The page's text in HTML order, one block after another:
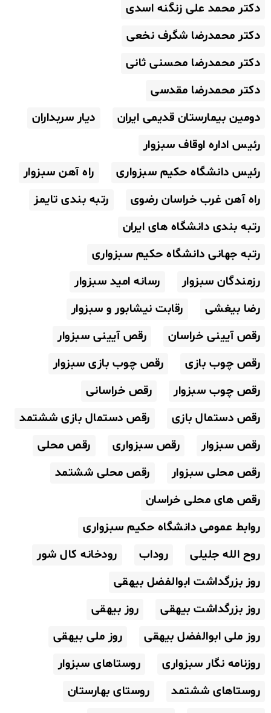
دکتر محمد علی زنگنه اسدی
دکتر محمدرضا شگرف نخعی
دکتر محمدرضا محسنی ثانی
دکتر محمدرضا مقدسی
دومین بیمارستان قدیمی ایران
دیار سربداران
رئیس اداره اوقاف سبزوار
رئیس دانشگاه حکیم سبزواری
راه آهن سبزوار
راه آهن غرب خراسان رضوی
رتبه بندی تایمز
رتبه بندی دانشگاه های ایران
رتبه جهانی دانشگاه حکیم سبزواری
رزمندگان سبزوار
رسانه امید سبزوار
رضا بیغشی
رقابت نیشابور و سبزوار
رقص آیینی خراسان
رقص آیینی سبزوار
رقص چوب بازی
رقص چوب بازی سبزوار
رقص چوب سبزوار
رقص خراسانی
رقص دستمال بازی
رقص دستمال بازی ششتمد
رقص سبزوار
رقص سبزواری
رقص محلی
رقص محلی سبزوار
رقص محلی ششتمد
رقص های محلی خراسان
روابط عمومی دانشگاه حکیم سبزواری
روح الله جلیلی
روداب
رودخانه کال شور
روز بزرگداشت ابوالفضل بیهقی
روز بزرگداشت بیهقی
روز بیهقی
روز ملی ابوالفضل بیهقی
روز ملی بیهقی
روزنامه نگار سبزواری
روستاهای سبزوار
روستاهای ششتمد
روستای بهارستان